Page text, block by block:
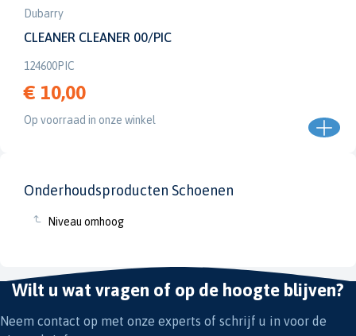
Onderhoudsproducten Schoenen
Niveau omhoog
Dubarry
CLEANER CLEANER 00/PIC
124600PIC
€ 10,00
Op voorraad in onze winkel
Wilt u wat vragen of op de hoogte blijven?
Neem contact op met onze experts of schrijf u in voor de